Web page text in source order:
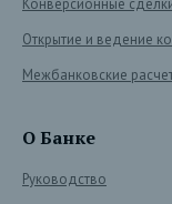
Конверсионные
Открытие и ведение
Межбанковские
О Банке
Руководство